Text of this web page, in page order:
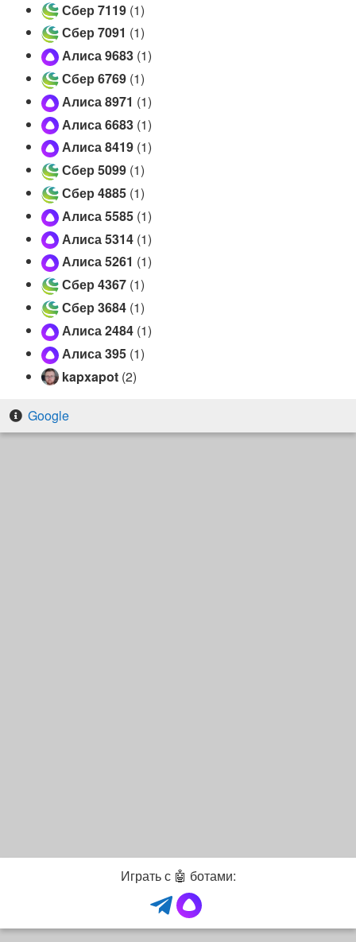
Сбер 7119 (1)
Сбер 7091 (1)
Алиса 9683 (1)
Сбер 6769 (1)
Алиса 8971 (1)
Алиса 6683 (1)
Алиса 8419 (1)
Сбер 5099 (1)
Сбер 4885 (1)
Алиса 5585 (1)
Алиса 5314 (1)
Алиса 5261 (1)
Сбер 4367 (1)
Сбер 3684 (1)
Алиса 2484 (1)
Алиса 395 (1)
kapxapot (2)
Google
Играть с 🤖 ботами: